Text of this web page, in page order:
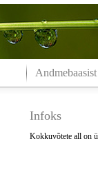
Andmebaasist
Infoks
Kokkuvõtete all on